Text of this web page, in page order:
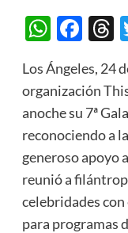
Los Ángeles, 24
organización
anoche su 7ª
reconociendo a
generoso apoyo
reunió a
celebridades
para programas